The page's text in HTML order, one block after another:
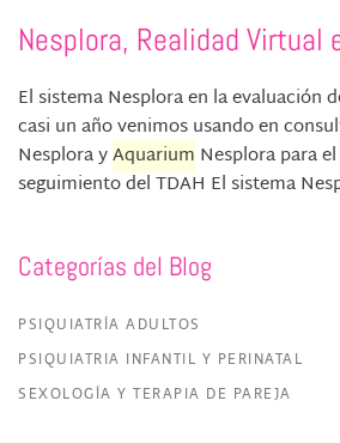
Nesplora, Realidad Virtual
El sistema Nesplora en la evaluación
casi un año venimos usando en
Nesplora yAquarium Nesplora para
seguimiento del TDAH El sistema
Categorías del Blog
PSIQUIATRÍA ADULTOS
PSIQUIATRIA INFANTIL Y PERINATAL
SEXOLOGÍA Y TERAPIA DE PAREJA